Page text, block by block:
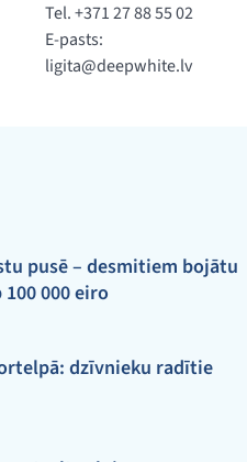
Tel. +371 27 88 55 02
E-pasts:
ligita@deepwhite.lv
pusē – desmitiem bojātu
000 eiro
dzīvnieku radītie